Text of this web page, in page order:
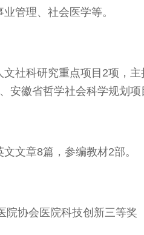
管理、社会医学等。
文社科研究重点项目2项，
安徽省哲学社会科学规划
文章8篇，参编教材2部。
院协会医院科技创新三等奖